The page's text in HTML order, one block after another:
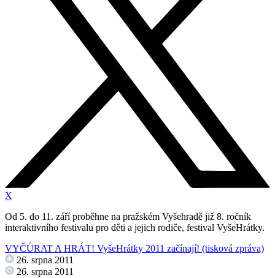
X
Od 5. do 11. září proběhne na pražském Vyšehradě již 8. ročník
interaktivního festivalu pro děti a jejich rodiče, festival VyšeHrátky.
VYČŮRAT A HRÁT! VyšeHrátky 2011 začínají! (tisková zpráva)
26. srpna 2011
26. srpna 2011